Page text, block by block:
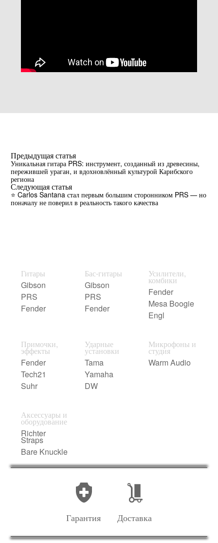
Предыдущая статья
Уникальная гитара PRS: инструмент, созданный из древесины,
пережившей ураган, и вдохновлённый культурой Карибского
региона
Следующая статья
⭐️ Carlos Santana стал первым большим сторонником PRS — но
поначалу не поверил в реальность такого качества
Гитары
Gibson
PRS
Fender
Бас-гитары
Gibson
PRS
Fender
Усилители,
комбики
Fender
Mesa Boogie
Engl
Примочки,
эффекты
Fender
Tech21
Suhr
Ударные
установки
Tama
Yamaha
DW
Микрофоны и
студия
Warm Audio
Аксессуары и
оборудование
Richter
Straps
Bare Knuckle
Гарантия Доставка